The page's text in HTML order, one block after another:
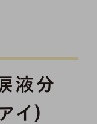
液分
）